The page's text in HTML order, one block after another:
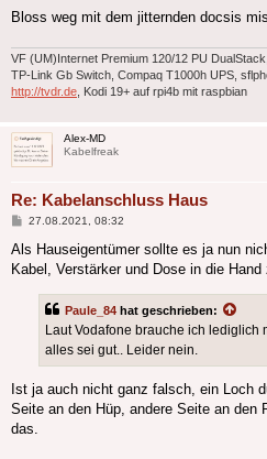
Bloss weg mit dem jitternden docsis
VF (UM)Internet Premium 120/12 PU
TP-Link Gb Switch, Compaq T1000h UPS,
http://tvdr.de , Kodi 19+ auf rpi4b mit raspbian
Alex-MD
Kabelfreak
Re: Kabelanschluss Haus
Beitrag
27.08.2021, 08:32
Als Hauseigentümer sollte es ja nun
Kabel, Verstärker und Dose in die Hand
Paule_84 hat geschrieben:
Laut Vodafone brauche ich lediglich
alles sei gut.. Leider nein.
Ist ja auch nicht ganz falsch, ein Loch
Seite an den Hüp, andere Seite an den
das.